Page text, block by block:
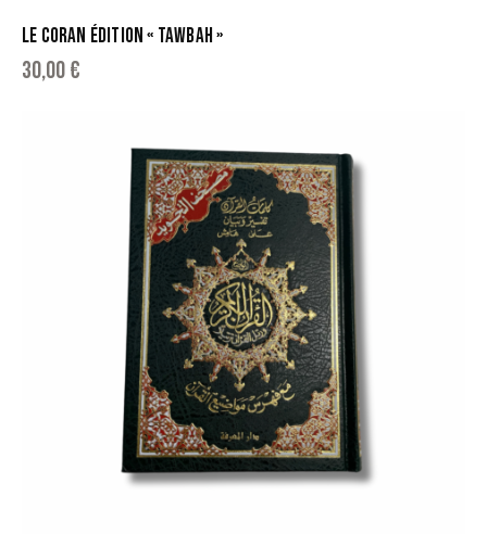
LE CORAN ÉDITION « TAWBAH »
30,00€